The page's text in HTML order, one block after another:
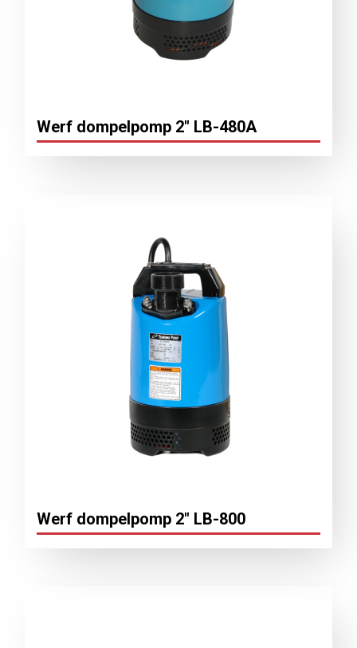
Werf dompelpomp 2″ LB-480A
Werf dompelpomp 2″ LB-800